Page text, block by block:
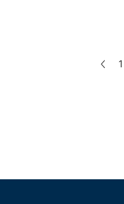
国开发者在开源技术
点开源项目、头部科
1